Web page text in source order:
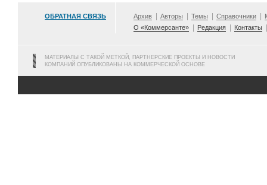
ОБРАТНАЯ СВЯЗЬ Архив Авторы Темы Справочники
О «Коммерсанте»
Редакция Контакты
МАТЕРИАЛЫ С ТАКОЙ МЕТКОЙ, ПАРТНЕРСКИЕ ПРОЕКТЫ И НОВОСТИ
КОМПАНИЙ ОПУБЛИКОВАНЫ НА КОММЕРЧЕСКОЙ ОСНОВЕ